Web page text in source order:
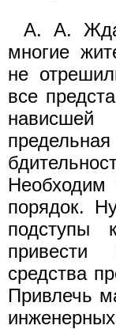
А. А.
многие
не
все
порядок.
подступы
средства
Привлечь